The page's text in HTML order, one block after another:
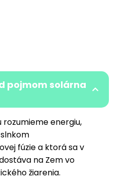
pojmom solárna
rozumieme energiu,
fúzie a ktorá sa v
na Zem vo
žiarenia.